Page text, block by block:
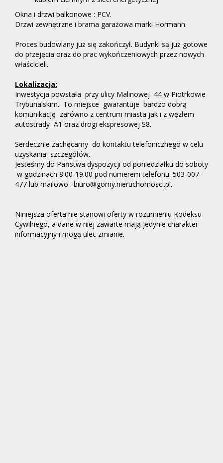
Okna i drzwi balkonowe : PCV.
Drzwi zewnętrzne i brama garażowa marki Hormann.
Proces budowlany już się zakończył. Budynki są już gotowe
do przejęcia oraz do prac wykończeniowych przez nowych
właścicieli.
Lokalizacja:
Inwestycja powstała przy ulicy Malinowej 44 w Piotrkowie
Trybunalskim. To miejsce gwarantuje bardzo dobrą
komunikację zarówno z centrum miasta jak i z węzłem
autostrady A1 oraz drogi ekspresowej S8.
Serdecznie zachęcamy do kontaktu telefonicznego w celu
uzyskania szczegółów.
Jesteśmy do Państwa dyspozycji od poniedziałku do soboty
w godzinach 8:00-19.00 pod numerem telefonu: 503-007-
477 lub mailowo : biuro@gorny.nieruchomosci.pl.
Niniejsza oferta nie stanowi oferty w rozumieniu Kodeksu
Cywilnego, a dane w niej zawarte mają jedynie charakter
informacyjny i mogą ulec zmianie.